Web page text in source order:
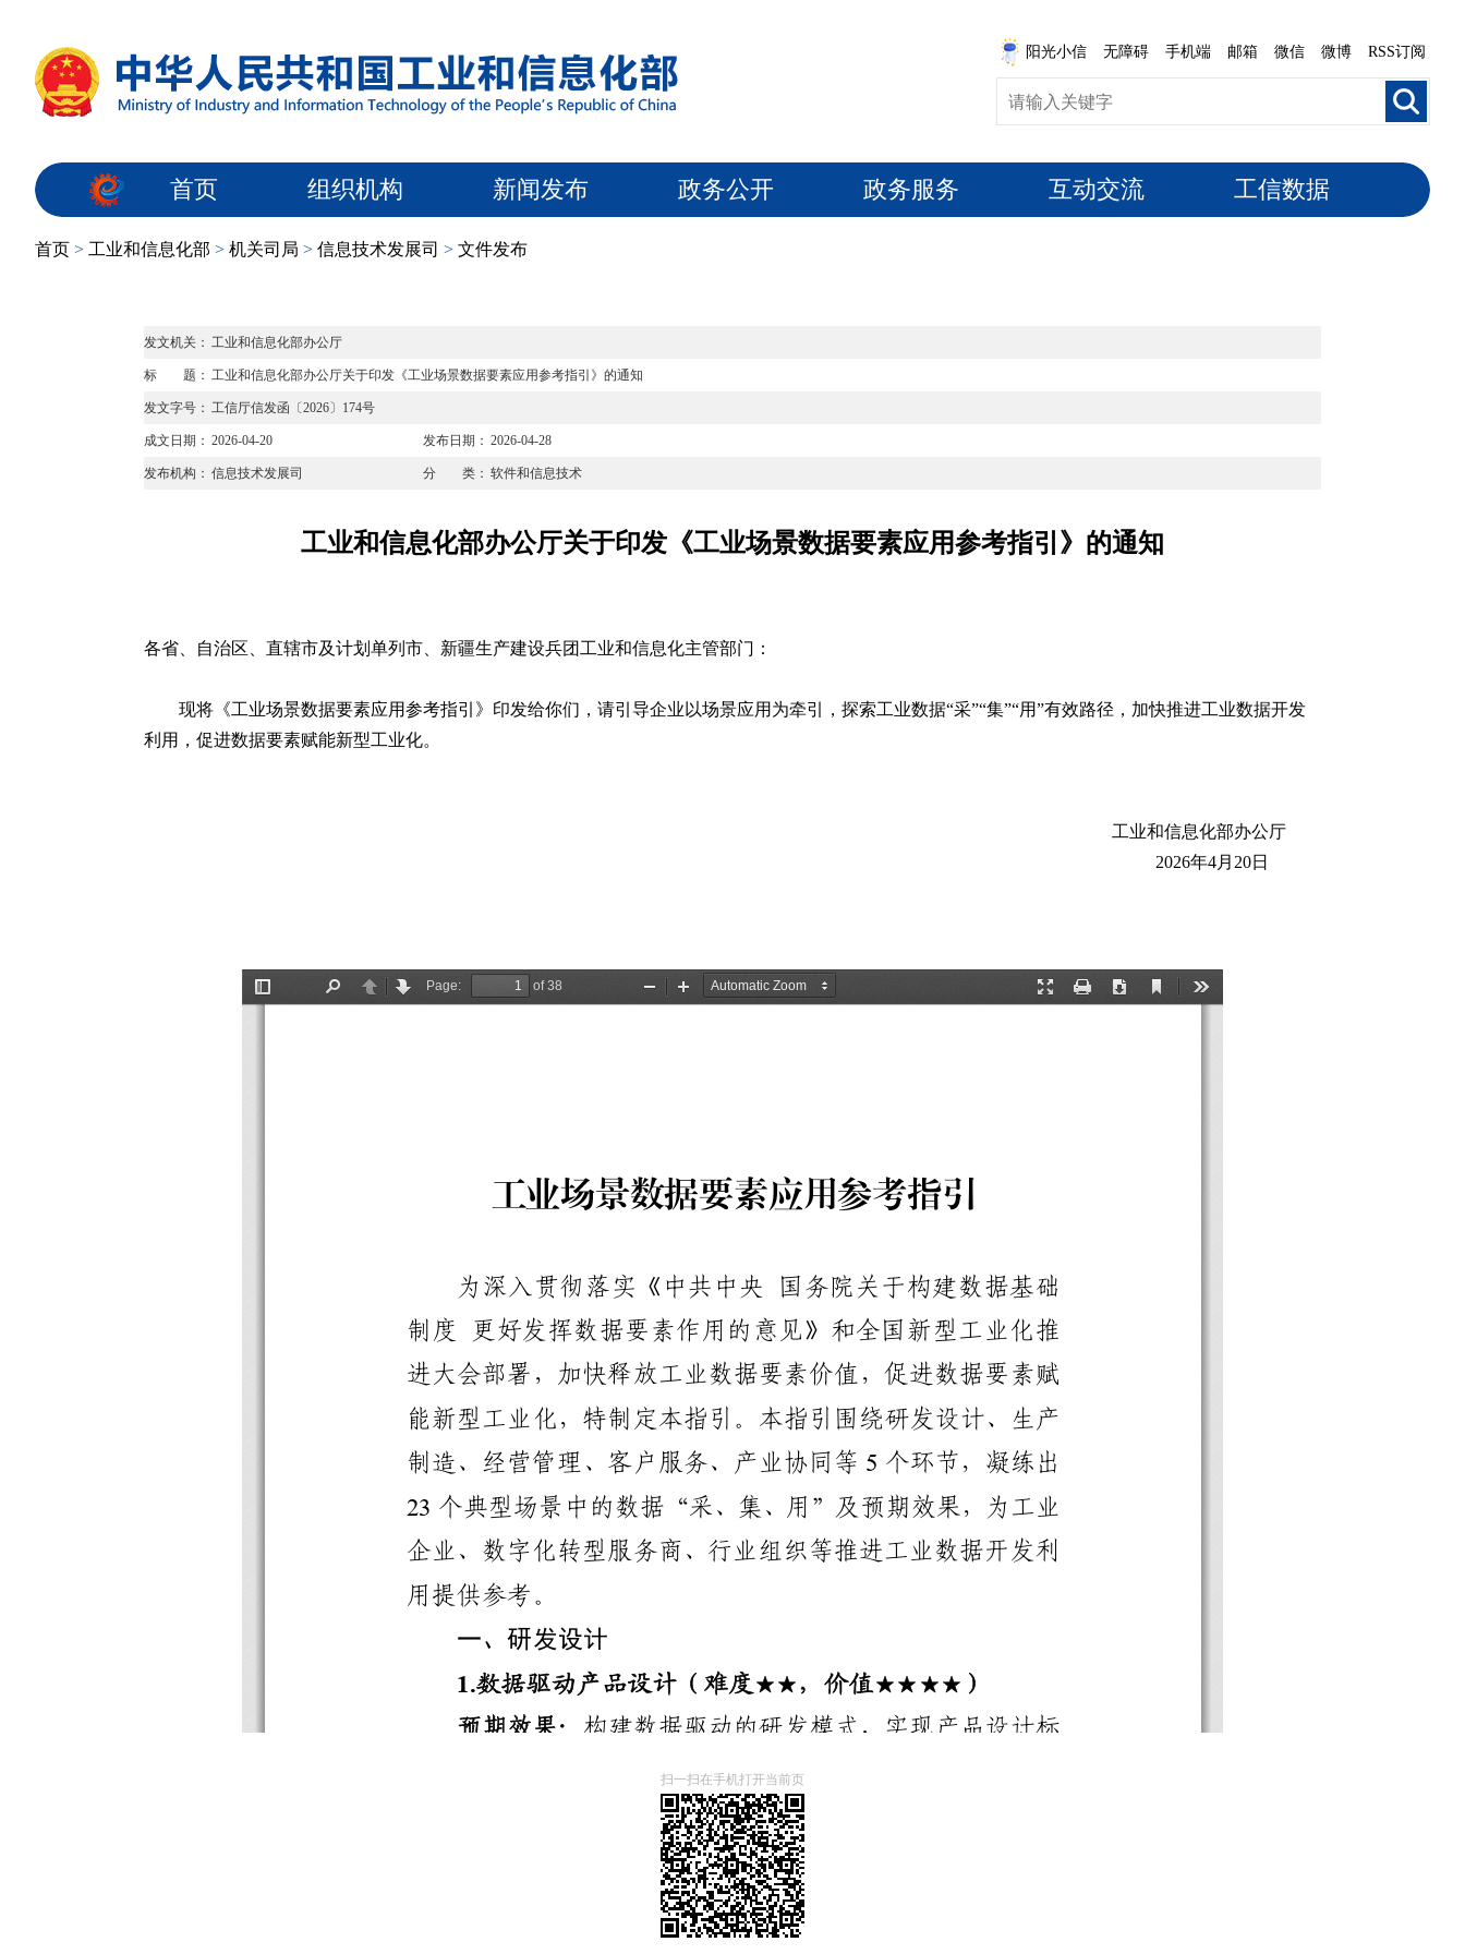
阳光小信 无障碍 手机端 邮箱 微信 微博 RSS订阅
首页 组织机构 新闻发布 政务公开 政务服务 互动交流 工信数据
首页 > 工业和信息化部 > 机关司局 > 信息技术发展司 > 文件发布
发文机关： 工业和信息化部办公厅
标 题： 工业和信息化部办公厅关于印发《工业场景数据要素应用参考指引》的通知
发文字号： 工信厅信发函〔2026〕174号
成文日期： 2026-04-20 发布日期： 2026-04-28
发布机构： 信息技术发展司 分 类： 软件和信息技术
工业和信息化部办公厅关于印发《工业场景数据要素应用参考指引》的通知
各省、自治区、直辖市及计划单列市、新疆生产建设兵团工业和信息化主管部门：
现将《工业场景数据要素应用参考指引》印发给你们，请引导企业以场景应用为牵引，探索工业数据“采”“集”“用”有效路径，加快推进工业数据开发
利用，促进数据要素赋能新型工业化。
工业和信息化部办公厅
2026年4月20日
扫一扫在手机打开当前页